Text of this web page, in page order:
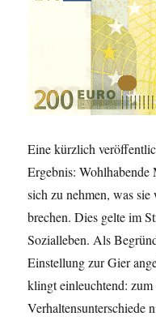
Eine kürzlich
Ergebnis: Wohlhabende
sich zu nehmen, was
brechen. Dies gelte im
Sozialleben. Als
Einstellung zur Gier
klingt einleuchtend: